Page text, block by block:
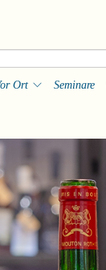
Ort Seminare